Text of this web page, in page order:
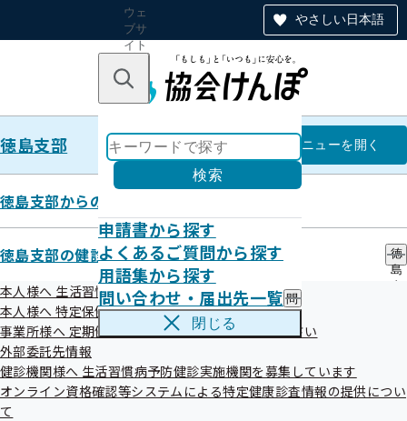
やさしい日本語
ウェ
ブサ
イト
のナ
ン
キーワードで探す
検索
申請書から探す
よくあるご質問から探す
用語集から探す
問い合わせ・届出先一覧 問
い
せ
・
届
閉じる
徳島支部 徳島支部
メニューを開く
徳島支部からのお知らせ
徳島支部の健診・保健指導のご案内
徳
島
保
健
本人様へ 生活習慣病予防健診のご案内
本人様へ 特定保健指導のご案内
事業所様へ 定期健康診断結果の提供にご協力ください
外部委託先情報
健診機関様へ 生活習慣病予防健診実施機関を募集しています
オンライン資格確認等システムによる特定健康診査情報の提供につい
て
徳島支部
特定健診実施機関一覧（ご家族さ
ま）
絞り込みメニュー